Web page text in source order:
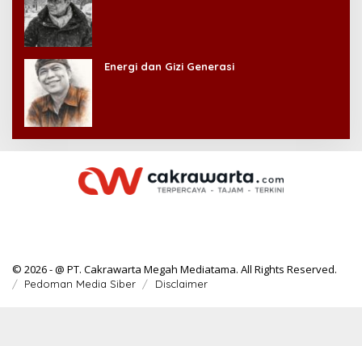
Energi dan Gizi Generasi
© 2026 - @ PT. Cakrawarta Megah Mediatama. All Rights Reserved.
Pedoman Media Siber Disclaimer